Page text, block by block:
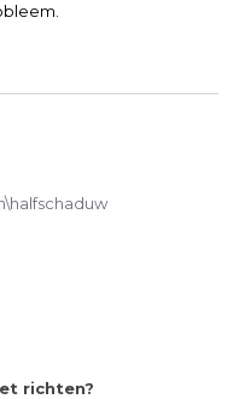
richten?